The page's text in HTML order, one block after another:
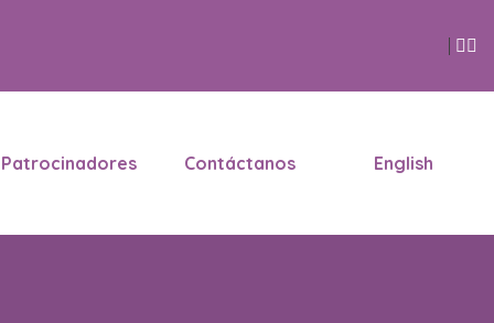
Patrocinadores Contáctanos English